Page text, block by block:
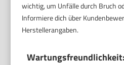
wichtig, um Unfälle durch Bruch
Informiere dich über
Herstellerangaben.
Wartungsfreundlichkeit: